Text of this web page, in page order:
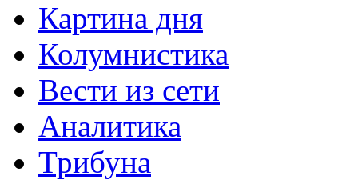
Картина дня
Колумнистика
Вести из сети
Аналитика
Трибуна